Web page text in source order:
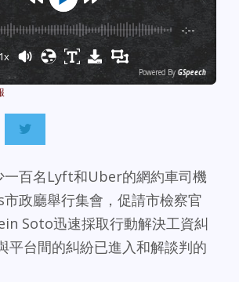
-:--
1x
Powered By GSpeech
一百名Lyft和Uber的網約車司機
政廳舉行集會，促請市檢察官
Soto迅速採取行動解決工資糾
平台間的糾紛已進入和解談判的